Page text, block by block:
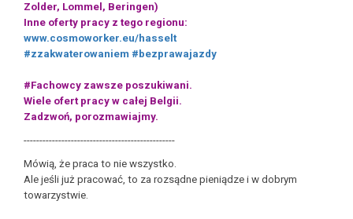
Zolder, Lommel, Beringen)
Inne oferty pracy z tego regionu:
www.cosmoworker.eu/hasselt
#zzakwaterowaniem #bezprawajazdy
#Fachowcy zawsze poszukiwani.
Wiele ofert pracy w całej Belgii.
Zadzwoń, porozmawiajmy.
------------------------------------------------
Mówią, że praca to nie wszystko.
Ale jeśli już pracować, to za rozsądne pieniądze i w dobrym
towarzystwie.